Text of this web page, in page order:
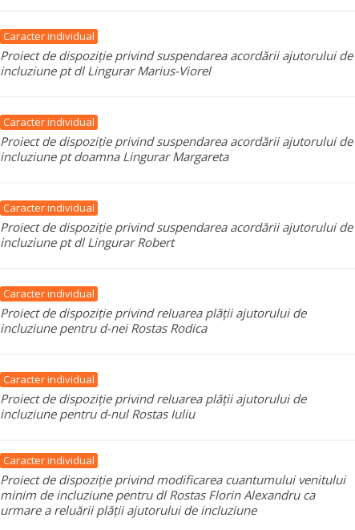
Caracter individual
Proiect de dispoziție privind suspendarea acordării ajutorului de
incluziune pt dl Lingurar Marius-Viorel
Caracter individual
Proiect de dispoziție privind suspendarea acordării ajutorului de
incluziune pt doamna Lingurar Margareta
Caracter individual
Proiect de dispoziție privind suspendarea acordării ajutorului de
incluziune pt dl Lingurar Robert
Caracter individual
Proiect de dispoziție privind reluarea plății ajutorului de
incluziune pentru d-nei Rostas Rodica
Caracter individual
Proiect de dispoziție privind reluarea plății ajutorului de
incluziune pentru d-nul Rostas Iuliu
Caracter individual
Proiect de dispoziție privind modificarea cuantumului venitului
minim de incluziune pentru dl Rostas Florin Alexandru ca
urmare a reluării plății ajutorului de incluziune